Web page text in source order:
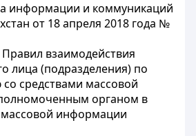
информации и коммуникаций
от 18 апреля 2018 года №
взаимодействия
лица (подразделения) по
средствами массовой
органом в
массовой информации